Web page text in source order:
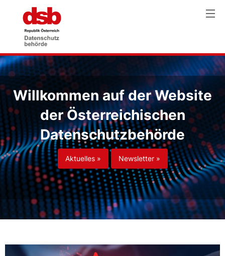
Willkommen auf der Website
der Österreichischen
Datenschutzbehörde
Aktuelles » Newsletter »